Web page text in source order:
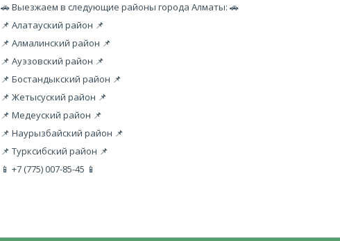
🚗 Выезжаем в следующие районы города Алматы: 🚗
📌 Алатауский район 📌
📌 Алмалинский район 📌
📌 Ауэзовский район 📌
📌 Бостандыкский район 📌
📌 Жетысуский район 📌
📌 Медеуский район 📌
📌 Наурызбайский район 📌
📌 Турксибский район 📌
📱 +7 (775) 007-85-45 📱